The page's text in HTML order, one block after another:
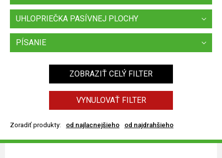
UHLOPRIEČKA PASÍVNEJ PLOCHY
PÍSANIE
ZOBRAZIŤ CELÝ FILTER
VYNULOVAŤ FILTER
Zoradiť produkty: od najlacnejšieho od najdrahšieho